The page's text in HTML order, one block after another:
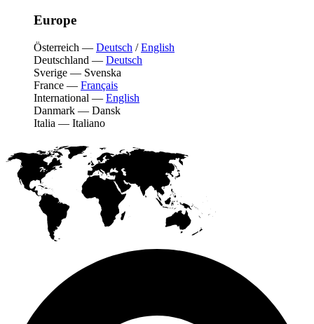
Europe
Österreich — Deutsch /English
Deutschland — Deutsch
Sverige — Svenska
France — Français
International — English
Danmark — Dansk
Italia — Italiano